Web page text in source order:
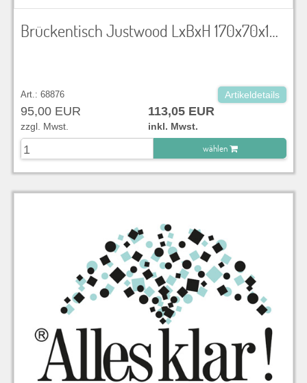
Brückentisch Justwood LxBxH 170x70x103 cm
Art.: 68876 Artikeldetails
95,00 EUR 113,05 EUR
zzgl. Mwst.
inkl. Mwst.
wählen
zu Warenkorb hinzugefügt.